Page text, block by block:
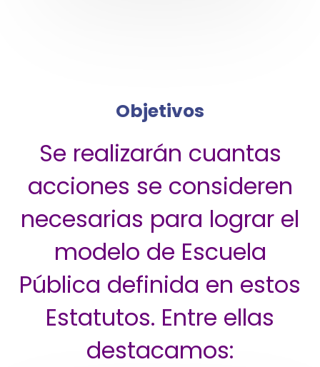
Objetivos
Se realizarán cuantas
acciones se consideren
necesarias para lograr el
modelo de Escuela
Pública definida en estos
Estatutos. Entre ellas
destacamos: